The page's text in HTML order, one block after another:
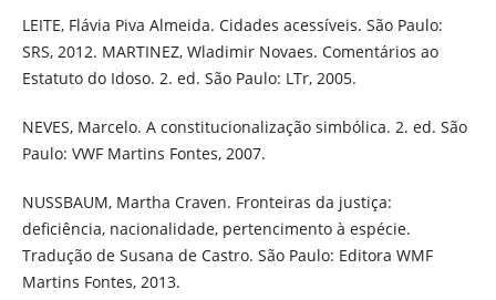
LEITE, Flávia Piva Almeida. Cidades acessíveis. São Paulo:
SRS, 2012. MARTINEZ, Wladimir Novaes. Comentários ao
Estatuto do Idoso. 2. ed. São Paulo: LTr, 2005.
NEVES, Marcelo. A constitucionalização simbólica. 2. ed. São
Paulo: VWF Martins Fontes, 2007.
NUSSBAUM, Martha Craven. Fronteiras da justiça:
deficiência, nacionalidade, pertencimento à espécie.
Tradução de Susana de Castro. São Paulo: Editora WMF
Martins Fontes, 2013.